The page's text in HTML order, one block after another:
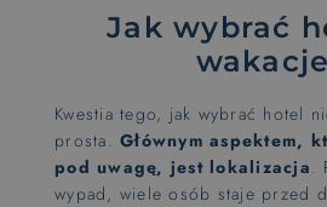
Jak wybrać
Kwestia tego, jak wybrać hotel
prosta. Głównym aspektem,
pod uwagę, jest lokalizacja.
wypad, wiele osób staje przed